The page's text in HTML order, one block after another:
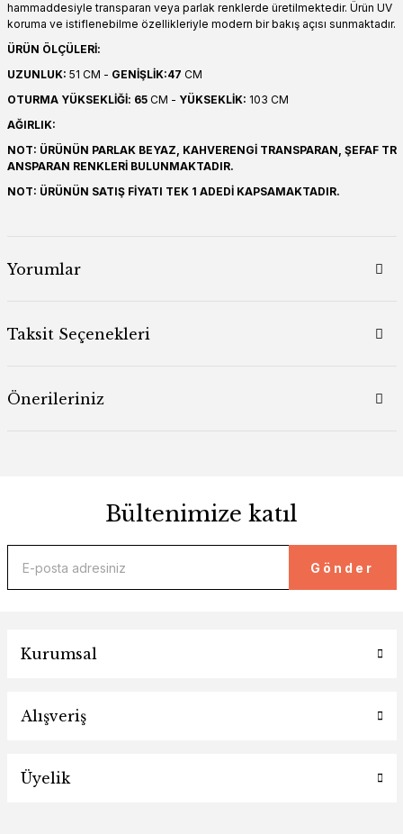
hammaddesiyle transparan veya parlak renklerde üretilmektedir. Ürün UV
koruma ve istiflenebilme özellikleriyle modern bir bakış açısı sunmaktadır.
ÜRÜN ÖLÇÜLERİ:
UZUNLUK: 51 CM - GENİŞLİK:47 CM
OTURMA YÜKSEKLİĞİ: 65CM - YÜKSEKLİK: 103 CM
AĞIRLIK:
NOT: ÜRÜNÜN PARLAK BEYAZ, KAHVERENGİ TRANSPARAN, ŞEFAF TR
ANSPARAN RENKLERİ BULUNMAKTADIR.
NOT: ÜRÜNÜN SATIŞ FİYATI TEK 1 ADEDİ KAPSAMAKTADIR.
Yorumlar
Taksit Seçenekleri
Önerileriniz
Bültenimize katıl
Gönder
Kurumsal
Alışveriş
Üyelik